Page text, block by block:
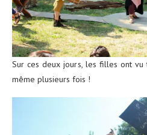
Sur ces deux jours, les filles ont vu
même plusieurs fois !